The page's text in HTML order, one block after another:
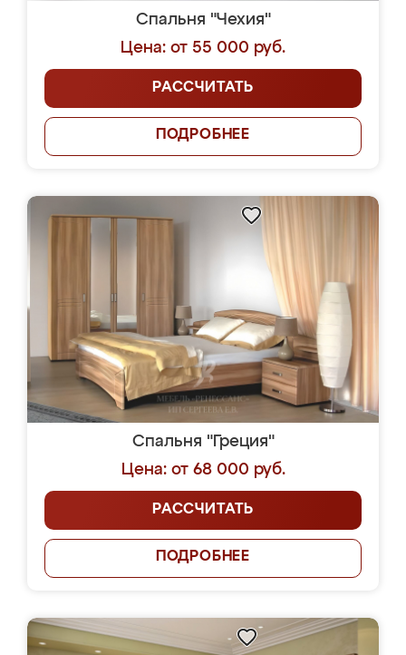
Спальня "Чехия"
Цена: от 55 000 руб.
РАССЧИТАТЬ
ПОДРОБНЕЕ
Спальня "Греция"
Цена: от 68 000 руб.
РАССЧИТАТЬ
ПОДРОБНЕЕ